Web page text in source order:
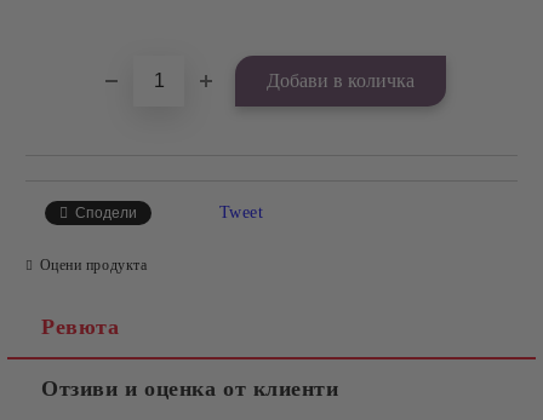
Сподели Tweet
Оцени продукта
Ревюта
Отзиви и оценка от клиенти